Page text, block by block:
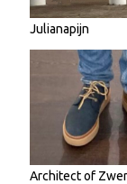
Julianapijn
Architect of